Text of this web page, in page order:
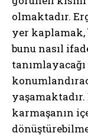
olmaktadır.
yer
bunu nasıl
karmaşanın